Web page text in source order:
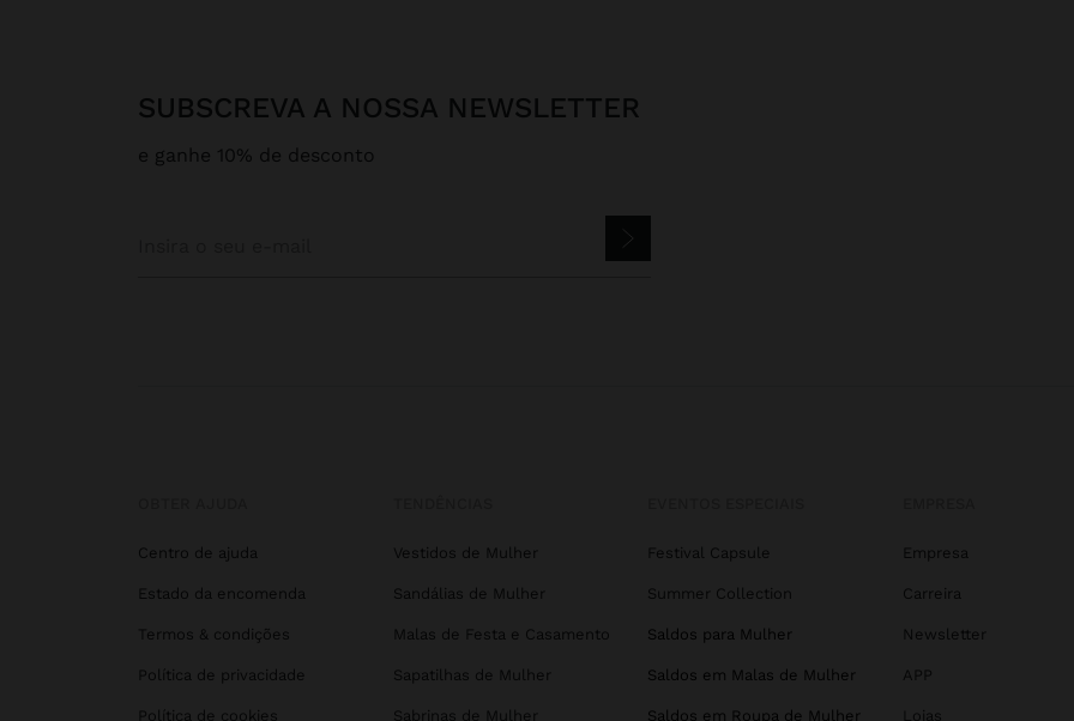
SUBSCREVA A NOSSA NEWSLETTER
e ganhe 10% de desconto
Centro de ajuda
Estado da encomenda
Termos & condições
Política de privacidade
Política de cookies
Vestidos de Mulher
Sandálias de Mulher
Malas de Festa e Casamento
Sapatilhas de Mulher
Sabrinas de Mulher
Festival Capsule
Summer Collection
Saldos para Mulher
Saldos em Malas de Mulher
Saldos em Roupa de Mulher
Empresa
Carreira
Newsletter
APP
Lojas